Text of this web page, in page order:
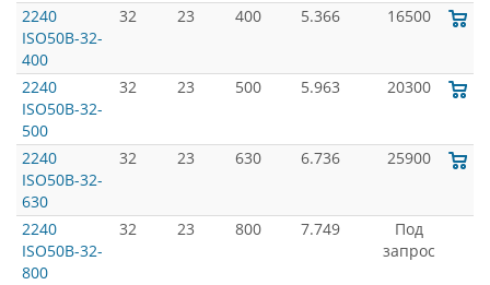
2240
ISO50B-32-
400
32 23 400 5.366 16500
2240
ISO50B-32-
500
32 23 500 5.963 20300
2240
ISO50B-32-
630
32 23 630 6.736 25900
2240
ISO50B-32-
800
32 23 800 7.749
Под
запрос